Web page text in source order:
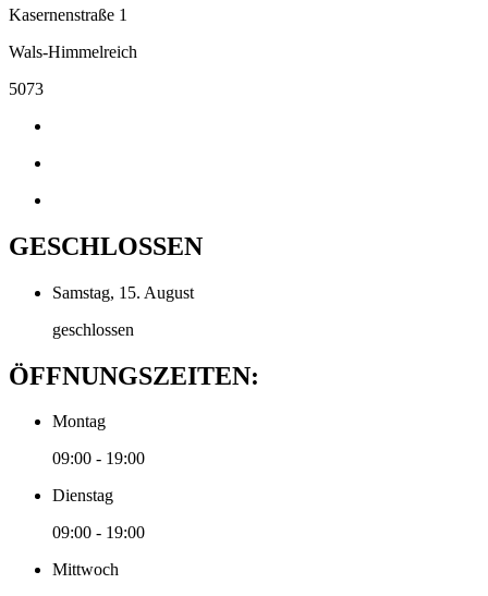
Kasernenstraße 1
Wals-Himmelreich
5073
GESCHLOSSEN
Samstag, 15. August
geschlossen
ÖFFNUNGSZEITEN:
Montag
09:00 - 19:00
Dienstag
09:00 - 19:00
Mittwoch